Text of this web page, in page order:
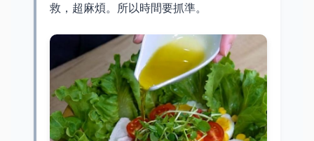
救，超麻煩。所以時間要抓準。